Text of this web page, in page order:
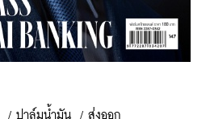
/ ปาล์มน้ำมัน / ส่งออก